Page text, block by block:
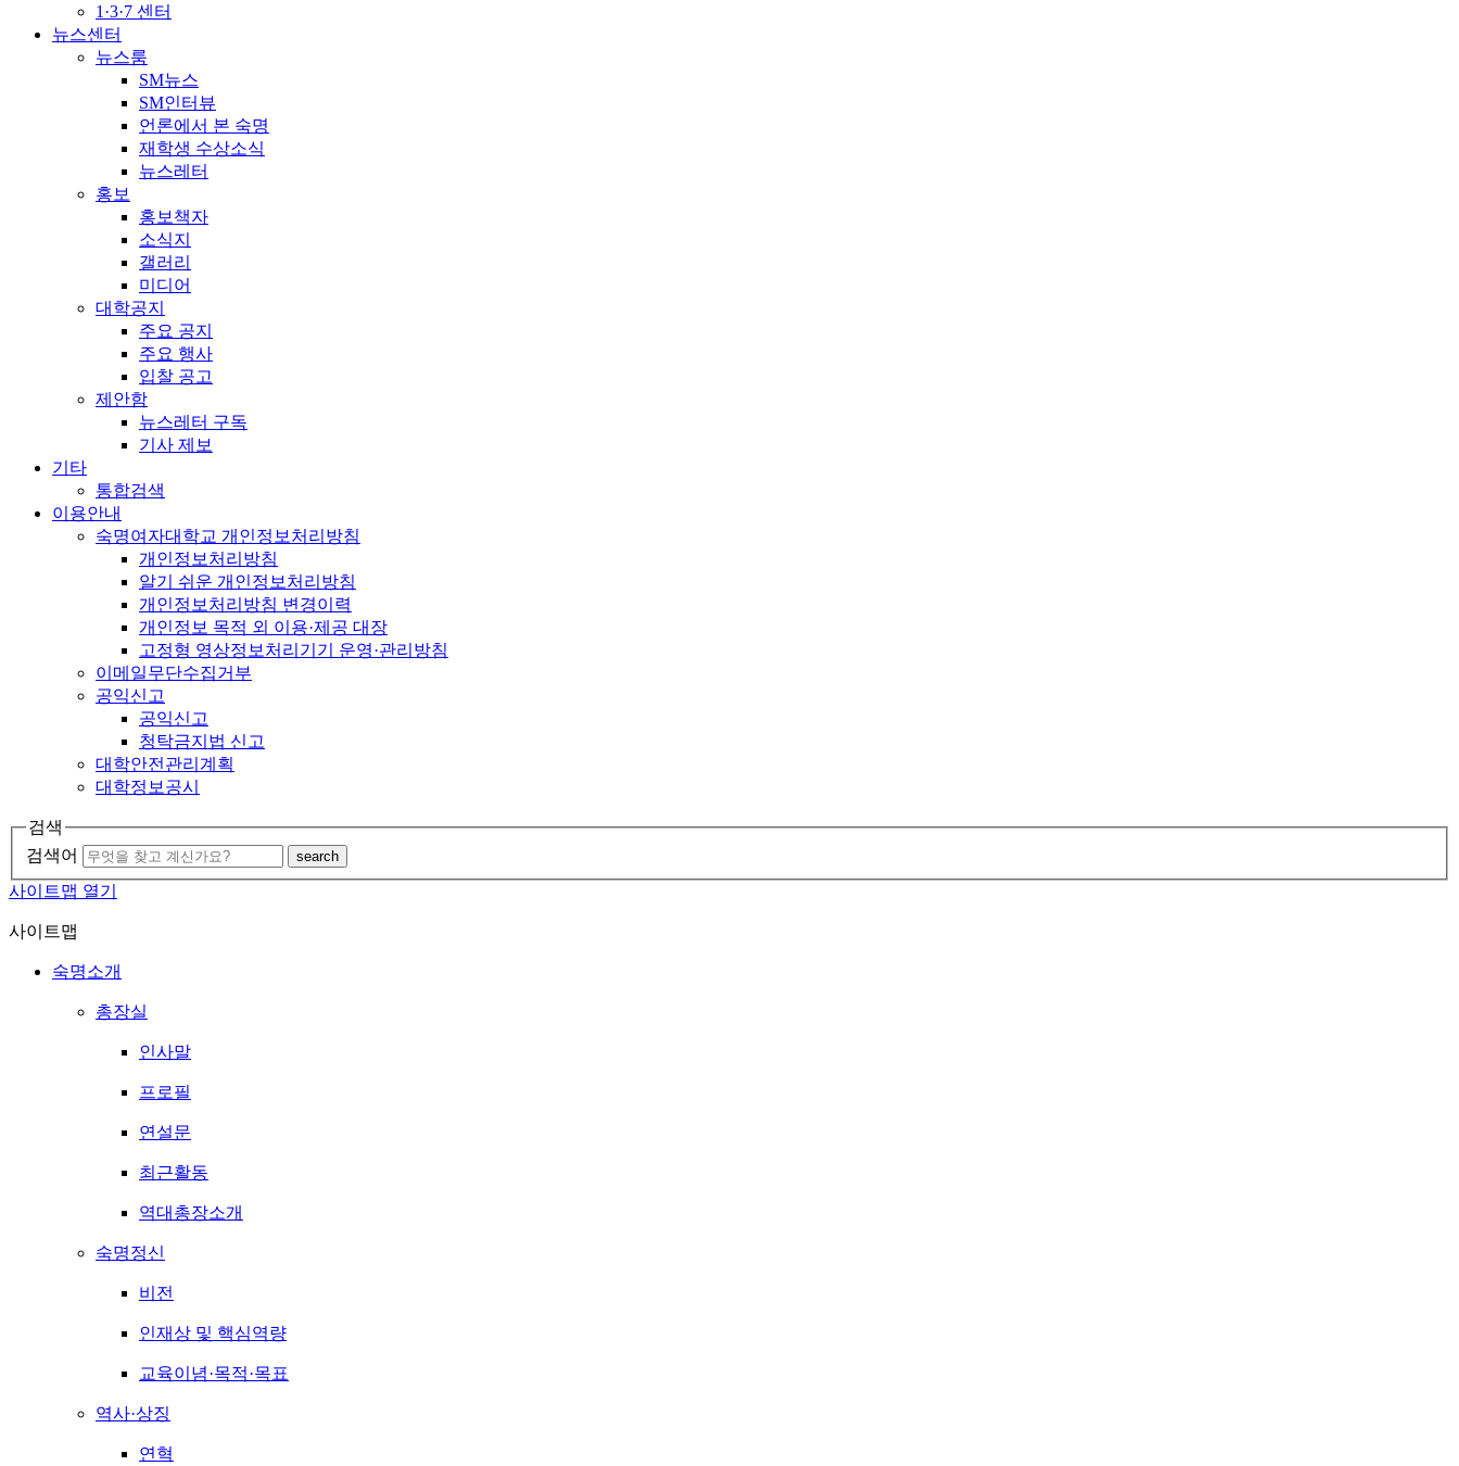
1·3·7 센터
뉴스센터
뉴스룸
SM뉴스
SM인터뷰
언론에서 본 숙명
재학생 수상소식
뉴스레터
홍보
홍보책자
소식지
갤러리
미디어
대학공지
주요 공지
주요 행사
입찰 공고
제안함
뉴스레터 구독
기사 제보
기타
통합검색
이용안내
숙명여자대학교 개인정보처리방침
개인정보처리방침
알기 쉬운 개인정보처리방침
개인정보처리방침 변경이력
개인정보 목적 외 이용·제공 대장
고정형 영상정보처리기기 운영·관리방침
이메일무단수집거부
공익신고
공익신고
청탁금지법 신고
대학안전관리계획
대학정보공시
검색
검색어
search
사이트맵 열기
사이트맵
숙명소개
총장실
인사말
프로필
연설문
최근활동
역대총장소개
숙명정신
비전
인재상 및 핵심역량
교육이념·목적·목표
역사·상징
연혁